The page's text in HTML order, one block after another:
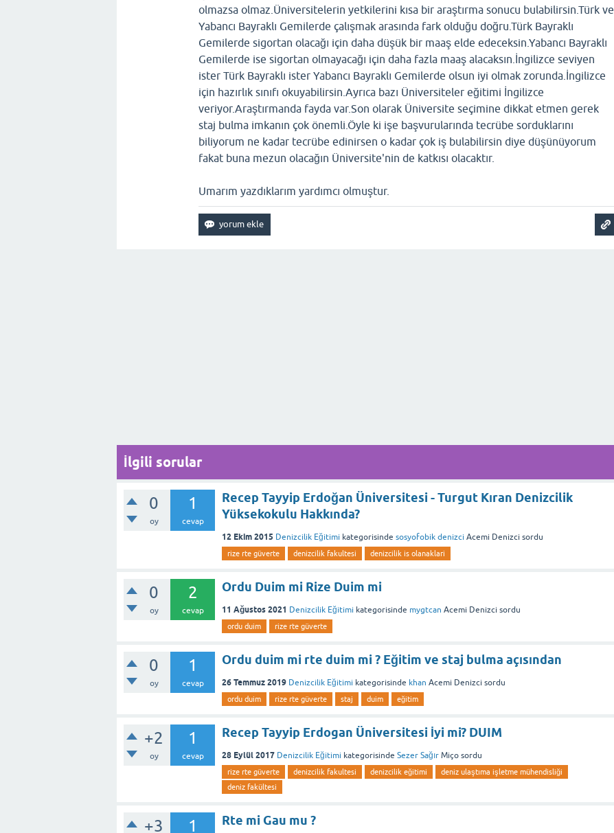
olmazsa olmaz.Üniversitelerin yetkilerini kısa bir araştırma sonucu bulabilirsin.Türk ve
Yabancı Bayraklı Gemilerde çalışmak arasında fark olduğu doğru.Türk Bayraklı
Gemilerde sigortan olacağı için daha düşük bir maaş elde edeceksin.Yabancı Bayraklı
Gemilerde ise sigortan olmayacağı için daha fazla maaş alacaksın.İngilizce seviyen
ister Türk Bayraklı ister Yabancı Bayraklı Gemilerde olsun iyi olmak zorunda.İngilizce
için hazırlık sınıfı okuyabilirsin.Ayrıca bazı Üniversiteler eğitimi İngilizce
veriyor.Araştırmanda fayda var.Son olarak Üniversite seçimine dikkat etmen gerek
staj bulma imkanın çok önemli.Öyle ki işe başvurularında tecrübe sorduklarını
biliyorum ne kadar tecrübe edinirsen o kadar çok iş bulabilirsin diye düşünüyorum
fakat buna mezun olacağın Üniversite'nin de katkısı olacaktır.
Umarım yazdıklarım yardımcı olmuştur.
İlgili sorular
0
oy
1
cevap
Recep Tayyip Erdoğan Üniversitesi - Turgut Kıran Denizcilik
Yüksekokulu Hakkında?
12 Ekim 2015 Denizcilik Eğitimi kategorisinde sosyofobik denizci Acemi Denizci sordu
rize rte güverte denizcilik fakultesi denizcilik is olanaklari
0
oy
2
cevap
Ordu Duim mi Rize Duim mi
11 Ağustos 2021 Denizcilik Eğitimi kategorisinde mygtcan Acemi Denizci sordu
ordu duim rize rte güverte
0
oy
1
cevap
Ordu duim mi rte duim mi ? Eğitim ve staj bulma açısından
26 Temmuz 2019 Denizcilik Eğitimi kategorisinde khan Acemi Denizci sordu
ordu duim rize rte güverte staj duim eğitim
+2
oy
1
cevap
Recep Tayyip Erdogan Üniversitesi İyi mi? DUIM
28 Eylül 2017 Denizcilik Eğitimi kategorisinde Sezer Sağır Miço sordu
rize rte güverte denizcilik fakultesi denizcilik eğitimi
deniz ulaştıma işletme mühendisliği
deniz fakültesi
+3 1 Rte mi Gau mu ?